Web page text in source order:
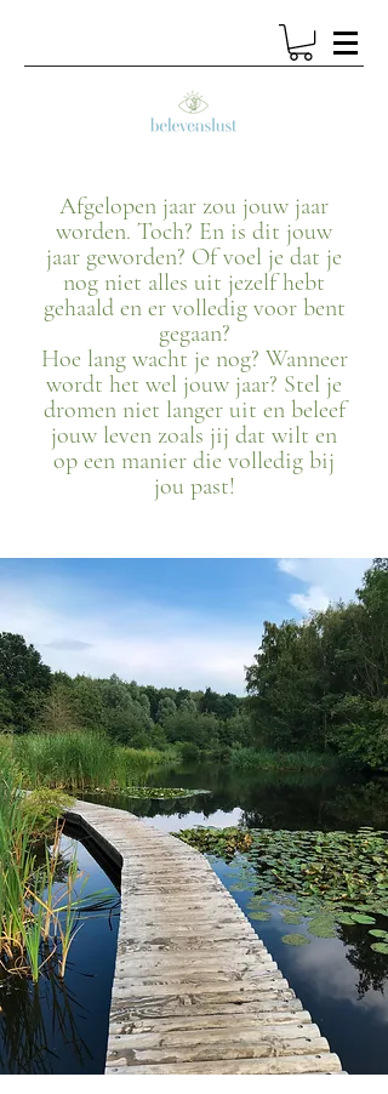
Afgelopen jaar zou jouw jaar
worden. Toch? En is dit jouw
jaar geworden? Of voel je dat je
nog niet alles uit jezelf hebt
gehaald en er volledig voor bent
gegaan?
Hoe lang wacht je nog? Wanneer
wordt het wel jouw jaar? Stel je
dromen niet langer uit en beleef
jouw leven zoals jij dat wilt en
op een manier die volledig bij
jou past!